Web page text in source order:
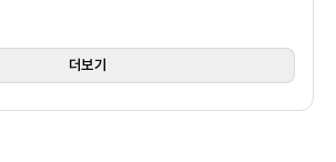
기
정 취소하기
더보기